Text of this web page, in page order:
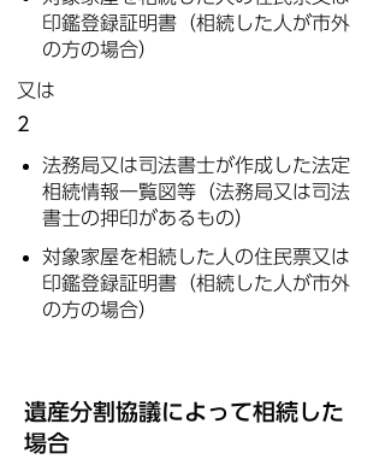
印鑑登録証明書（相続した人が市外
の方の場合）
又は
2
法務局又は司法書士が作成した法定
相続情報一覧図等（法務局又は司法
書士の押印があるもの）
対象家屋を相続した人の住民票又は
印鑑登録証明書（相続した人が市外
の方の場合）
遺産分割協議によって相続した
場合